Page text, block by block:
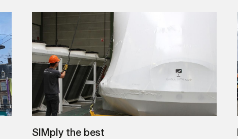
SIMply the best